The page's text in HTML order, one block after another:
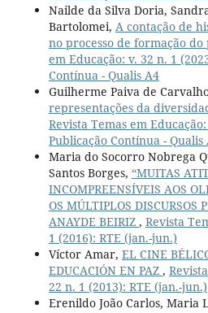
Nailde da Silva Doria,
Bartolomei, A contação de
no processo de formação do
em Educação: v. 32 n. 1
Contínua - Qualis A4
Guilherme Paiva de
representações da
Revista Temas em
Publicação Contínua - Qualis
Maria do Socorro Nobrega
Santos Borges, “MUITAS
INCOMPREENSÍVEIS AOS
OS MÚLTIPLOS DISCURSOS
ANAYDE BEIRIZ , Revista
1 (2016): RTE (jan.-jun.)
Víctor Amar, EL CINE
EDUCACIÓN EN PAZ ,
22 n. 1 (2013): RTE (jan.-jun.)
Erenildo João Carlos, Maria